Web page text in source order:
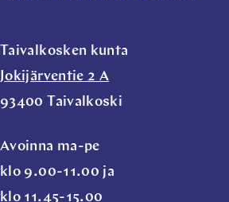
Taivalkosken kunta
Jokijärventie 2 A
93400 Taivalkoski
Avoinna ma-pe
klo 9.00-11.00 ja
klo 11.45-15.00